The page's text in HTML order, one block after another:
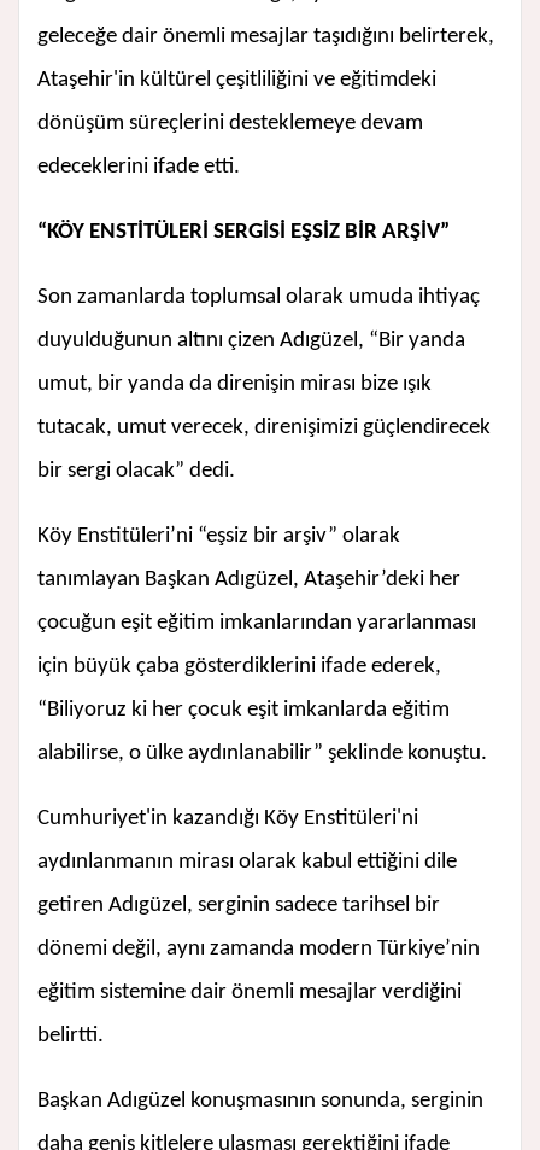
geleceğe dair önemli mesajlar taşıdığını belirterek,
Ataşehir'in kültürel çeşitliliğini ve eğitimdeki
dönüşüm süreçlerini desteklemeye devam
edeceklerini ifade etti.
“KÖY ENSTİTÜLERİ SERGİSİ EŞSİZ BİR ARŞİV”
Son zamanlarda toplumsal olarak umuda ihtiyaç
duyulduğunun altını çizen Adıgüzel, “Bir yanda
umut, bir yanda da direnişin mirası bize ışık
tutacak, umut verecek, direnişimizi güçlendirecek
bir sergi olacak” dedi.
Köy Enstitüleri’ni “eşsiz bir arşiv” olarak
tanımlayan Başkan Adıgüzel, Ataşehir’deki her
çocuğun eşit eğitim imkanlarından yararlanması
için büyük çaba gösterdiklerini ifade ederek,
“Biliyoruz ki her çocuk eşit imkanlarda eğitim
alabilirse, o ülke aydınlanabilir” şeklinde konuştu.
Cumhuriyet'in kazandığı Köy Enstitüleri'ni
aydınlanmanın mirası olarak kabul ettiğini dile
getiren Adıgüzel, serginin sadece tarihsel bir
dönemi değil, aynı zamanda modern Türkiye’nin
eğitim sistemine dair önemli mesajlar verdiğini
belirtti.
Başkan Adıgüzel konuşmasının sonunda, serginin
daha geniş kitlelere ulaşması gerektiğini ifade